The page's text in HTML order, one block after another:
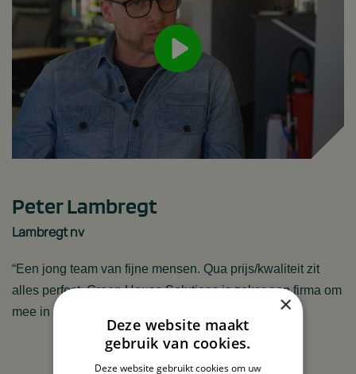
Peter Lambregt
Lambregt nv
“Een jong team van fijne mensen. Qua prijs/kwaliteit zit
alles perfect. Green House Solutions is zeker een firma om
mee in zee te gaan!“
×
Deze website maakt
gebruik van cookies.
Deze website gebruikt cookies om uw